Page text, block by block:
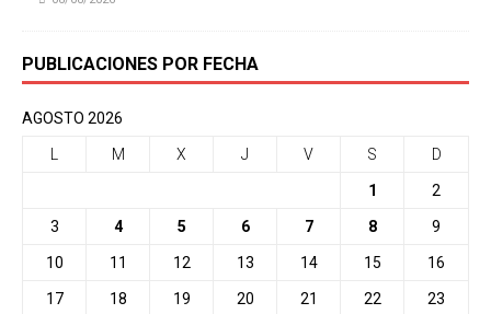
PUBLICACIONES POR FECHA
AGOSTO 2026
M X J V S D
1 2
3 4 5 6 7 8 9
10 11 12 13 14 15 16
17 18 19 20 21 22 23